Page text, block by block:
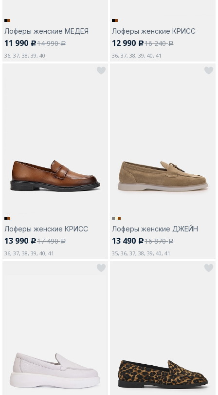
Лоферы женские МЕДЕЯ
11 990 c14 990a
36, 37, 38, 39, 40
Лоферы женские КРИСС
12 990 c16 240a
36, 37, 38, 39, 40, 41
Лоферы женские КРИСС
13 990 c17 490a
36, 37, 38, 39, 40, 41
Лоферы женские ДЖЕЙН
13 490 c16 870a
35, 36, 37, 38, 39, 40, 41